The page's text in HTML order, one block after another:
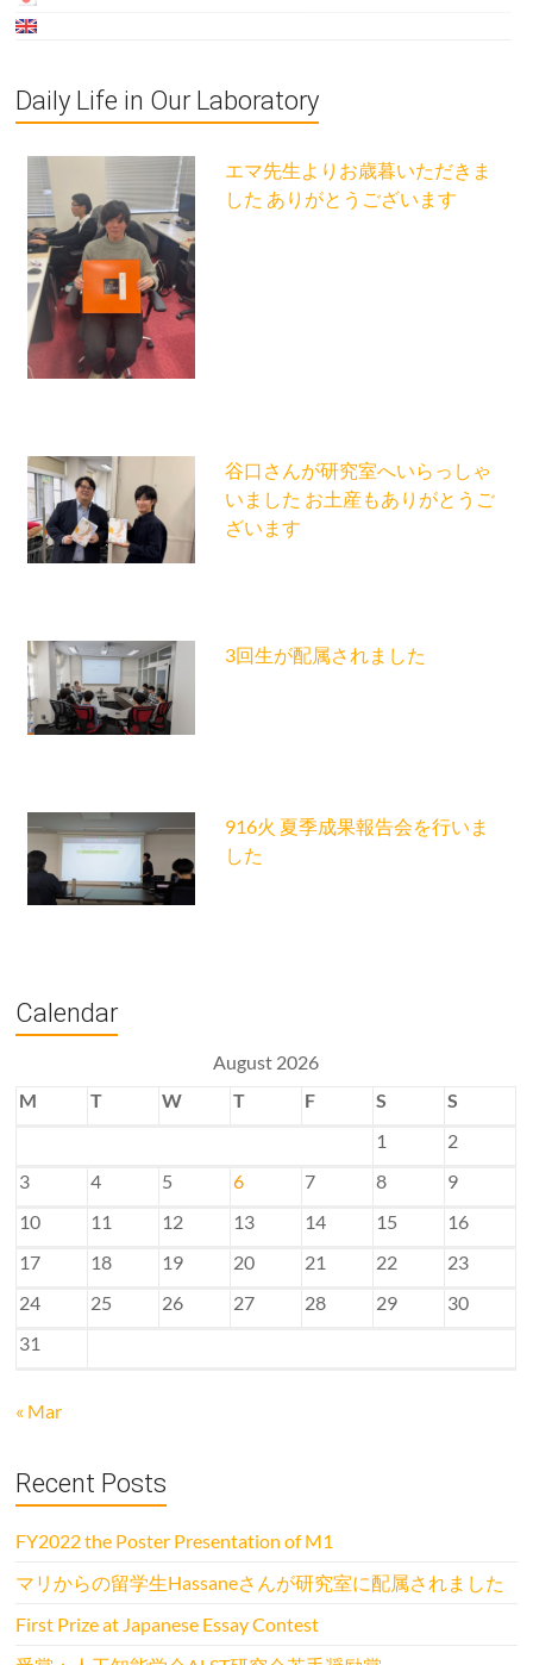
Daily Life in Our Laboratory
エマ先生よりお歳暮いただきま
した ありがとうございます
谷口さんが研究室へいらっしゃ
いました お土産もありがとうご
ざいます
3回生が配属されました
916火 夏季成果報告会を行いま
した
Calendar
August 2026
M
T W T F S
S
1
2
3
4 5 6 7 8
9
10
11 12 13 14 15
16
17
18 19 20 21 22
23
24
25 26 27 28 29
30
31
« Mar
Recent Posts
FY2022 the Poster Presentation of M1
マリからの留学生Hassaneさんが研究室に配属されました
First Prize at Japanese Essay Contest